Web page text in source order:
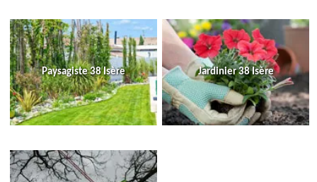
Paysagiste 38 Isère Jardinier 38 Isère